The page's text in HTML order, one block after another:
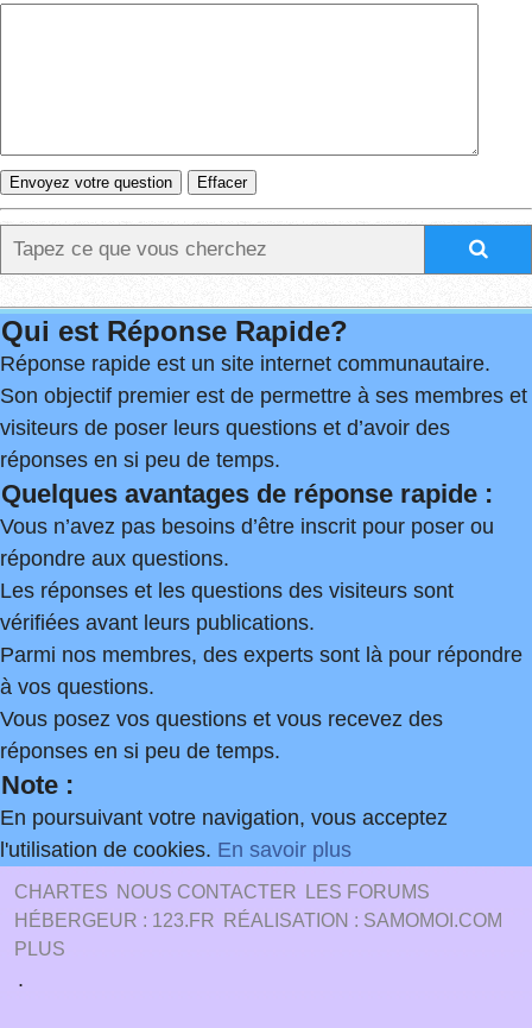
Qui est Réponse Rapide?
Réponse rapide est un site internet communautaire.
Son objectif premier est de permettre à ses membres et
visiteurs de poser leurs questions et d’avoir des
réponses en si peu de temps.
Quelques avantages de réponse rapide :
Vous n’avez pas besoins d’être inscrit pour poser ou
répondre aux questions.
Les réponses et les questions des visiteurs sont
vérifiées avant leurs publications.
Parmi nos membres, des experts sont là pour répondre
à vos questions.
Vous posez vos questions et vous recevez des
réponses en si peu de temps.
Note :
En poursuivant votre navigation, vous acceptez
l'utilisation de cookies. En savoir plus
CHARTES NOUS CONTACTER
LES FORUMS
HÉBERGEUR : 123.FR
RÉALISATION : SAMOMOI.COM
PLUS
.